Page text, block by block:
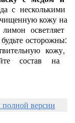
с несколькими
кожу на
лимон осветляет
будьте осторожны:
кожу,
состав на
полной версии